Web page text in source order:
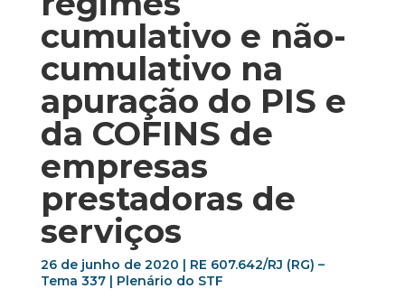
cumulativo e não-
cumulativo na
apuração do PIS e
da COFINS de
empresas
prestadoras de
serviços
26 de junho de 2020 | RE 607.642/RJ (RG) –
Tema 337 | Plenário do STF